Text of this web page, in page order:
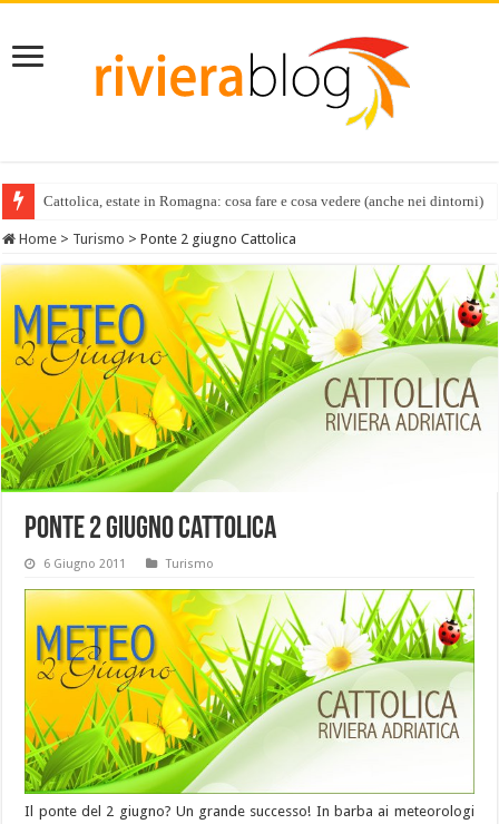
Cattolica, estate in Romagna: cosa fare e cosa vedere (anche nei dintorni)
Home > Turismo > Ponte 2 giugno Cattolica
Ponte 2 giugno Cattolica
6 Giugno 2011 Turismo
Il ponte del 2 giugno? Un grande successo! In barba ai meteorologi